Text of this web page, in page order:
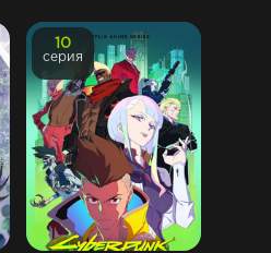
10
серия